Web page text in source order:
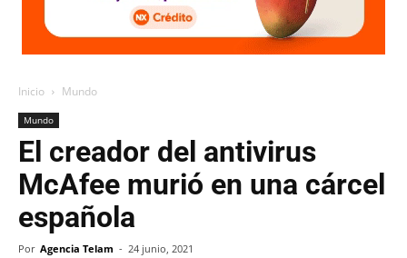
Inicio Mundo
Mundo
El creador del antivirus
McAfee murió en una cárcel
española
Por Agencia Telam - 24 junio, 2021